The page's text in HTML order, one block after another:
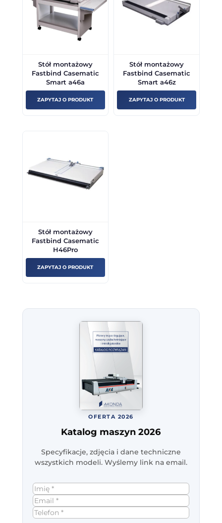
Stół montażowy
Fastbind Casematic
Smart a46a
ZAPYTAJ O PRODUKT
Stół montażowy
Fastbind Casematic
Smart a46z
ZAPYTAJ O PRODUKT
Stół montażowy
Fastbind Casematic
H46Pro
ZAPYTAJ O PRODUKT
OFERTA 2026
Katalog maszyn 2026
Specyfikacje, zdjęcia i dane techniczne
wszystkich modeli. Wyślemy link na email.